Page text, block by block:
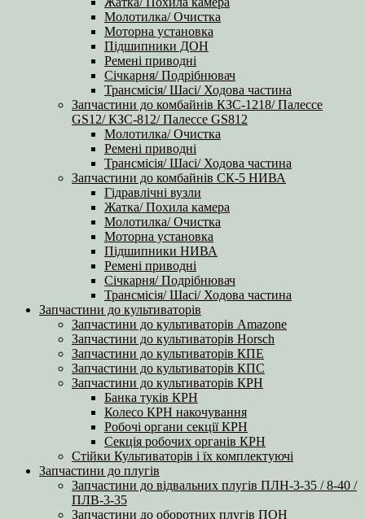
Молотилка/ Очистка
Моторна установка
Підшипники ДОН
Ремені приводні
Січкарня/ Подрібнювач
Трансмісія/ Шасі/ Ходова частина
Запчастини до комбайнів КЗС-1218/ Палессе
GS12/ КЗС-812/ Палессе GS812
Молотилка/ Очистка
Ремені приводні
Трансмісія/ Шасі/ Ходова частина
Запчастини до комбайнів СК-5 НИВА
Гідравлічні вузли
Жатка/ Похила камера
Молотилка/ Очистка
Моторна установка
Підшипники НИВА
Ремені приводні
Січкарня/ Подрібнювач
Трансмісія/ Шасі/ Ходова частина
Запчастини до культиваторів
Запчастини до культиваторів Amazone
Запчастини до культиваторів Horsch
Запчастини до культиваторів КПЕ
Запчастини до культиваторів КПС
Запчастини до культиваторів КРН
Банка туків КРН
Колесо КРН накочування
Робочі органи секції КРН
Секція робочих органів КРН
Стійки Культиваторів і їх комплектуючі
Запчастини до плугів
Запчастини до відвальних плугів ПЛН-3-35 / 8-40 /
ПЛВ-3-35
Запчастини до оборотних плугів ПОН